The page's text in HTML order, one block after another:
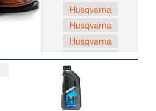
Husqvarna
Husqvarna
Husqvarna
Husqvarna
Husqvarna
Husqvarna
Husqvarna